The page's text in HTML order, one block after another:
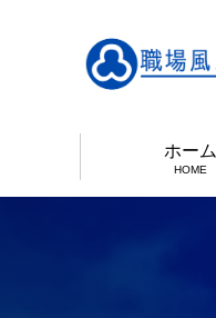
ホーム
HOME